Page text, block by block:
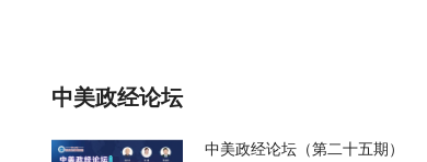
中美政经论坛
中美政经论坛（第二十五期）